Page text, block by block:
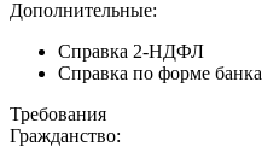
Дополнительные:
Справка 2-НДФЛ
Справка по форме банка
Требования
Гражданство: